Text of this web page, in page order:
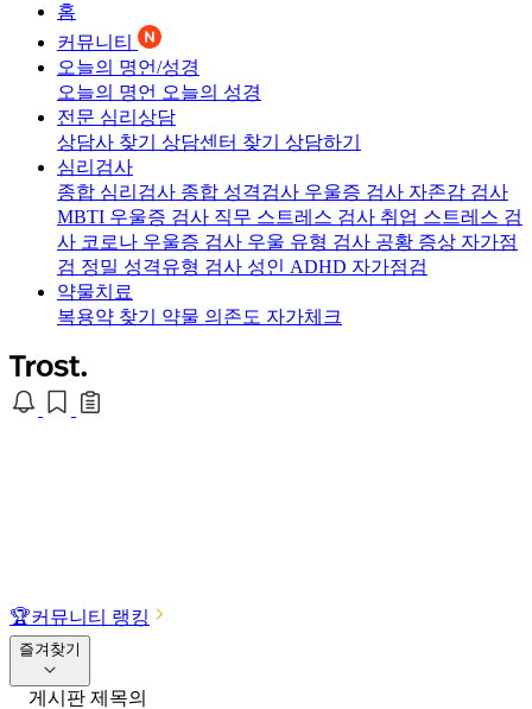
홈
커뮤니티
오늘의 명언/성경
오늘의 명언 오늘의 성경
전문 심리상담
상담사 찾기 상담센터 찾기 상담하기
심리검사
종합 심리검사 종합 성격검사 우울증 검사 자존감 검사
MBTI 우울증 검사 직무 스트레스 검사 취업 스트레스 검
사 코로나 우울증 검사 우울 유형 검사 공황 증상 자가점
검 정밀 성격유형 검사 성인 ADHD 자가점검
약물치료
복용약 찾기 약물 의존도 자가체크
🏆커뮤니티 랭킹
즐겨찾기
게시판 제목의